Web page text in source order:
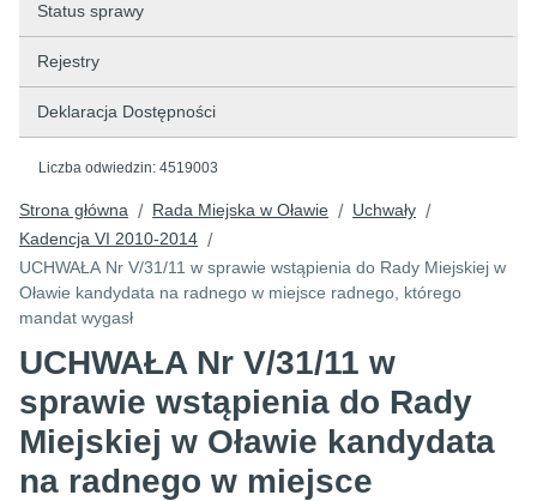
Status sprawy
Rejestry
Deklaracja Dostępności
Liczba odwiedzin: 4519003
Strona główna / Rada Miejska w Oławie / Uchwały /
Kadencja VI 2010-2014 /
UCHWAŁA Nr V/31/11 w sprawie wstąpienia do Rady Miejskiej w
Oławie kandydata na radnego w miejsce radnego, którego
mandat wygasł
UCHWAŁA Nr V/31/11 w
sprawie wstąpienia do Rady
Miejskiej w Oławie kandydata
na radnego w miejsce